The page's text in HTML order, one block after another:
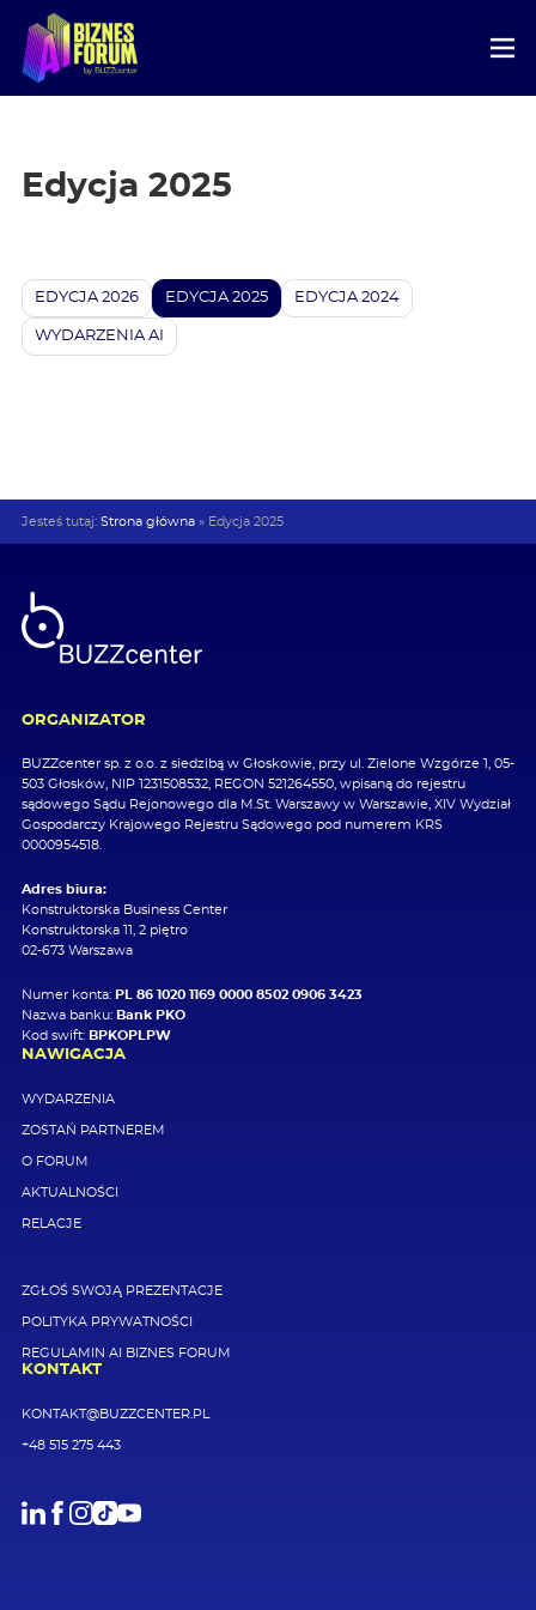
Edycja 2025
EDYCJA 2026 EDYCJA 2025 EDYCJA 2024
WYDARZENIA AI
Jesteś tutaj: Strona główna» Edycja 2025
ORGANIZATOR
BUZZcenter sp. z o.o. z siedzibą w Głoskowie, przy ul. Zielone Wzgórze 1, 05-
503 Głosków, NIP 1231508532, REGON 521264550, wpisaną do rejestru
sądowego Sądu Rejonowego dla M.St. Warszawy w Warszawie, XIV Wydział
Gospodarczy Krajowego Rejestru Sądowego pod numerem KRS
0000954518.
Adres biura:
Konstruktorska Business Center
Konstruktorska 11, 2 piętro
02-673 Warszawa
Numer konta: PL 86 1020 1169 0000 8502 0906 3423
Nazwa banku: Bank PKO
Kod swift: BPKOPLPW
NAWIGACJA
WYDARZENIA
ZOSTAŃ PARTNEREM
O FORUM
AKTUALNOŚCI
RELACJE
ZGŁOŚ SWOJĄ PREZENTACJE
POLITYKA PRYWATNOŚCI
REGULAMIN AI BIZNES FORUM
KONTAKT
KONTAKT@BUZZCENTER.PL
+48 515 275 443
LinkedInFacebook
Instagram